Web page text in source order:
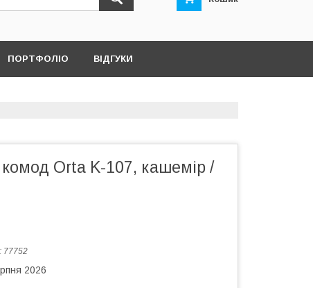
ПОРТФОЛІО ВІДГУКИ
Orta K-107, кашемір /
77752
2026